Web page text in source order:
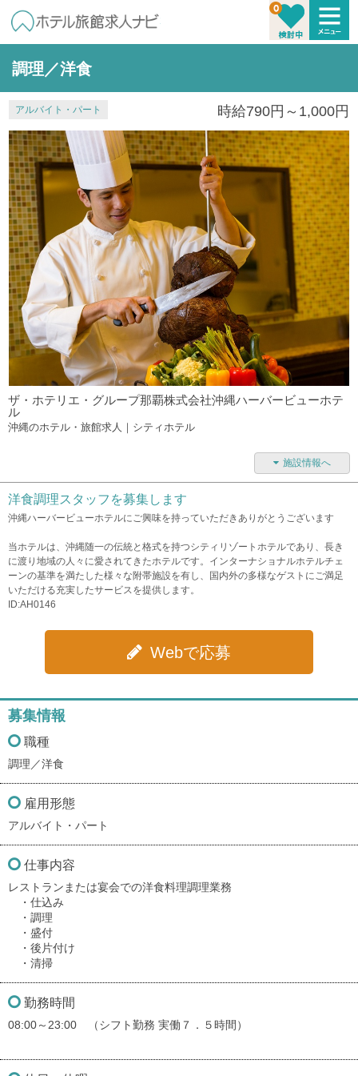
調理／洋食
アルバイト・パート 時給790円～1,000円
ザ・ホテリエ・グループ那覇株式会社沖縄ハーバービューホテ
ル
沖縄のホテル・旅館求人｜シティホテル
施設情報へ
洋食調理スタッフを募集します
沖縄ハーバービューホテルにご興味を持っていただきありがとうございます
当ホテルは、沖縄随一の伝統と格式を持つシティリゾートホテルであり、長き
に渡り地域の人々に愛されてきたホテルです。インターナショナルホテルチェ
ーンの基準を満たした様々な附帯施設を有し、国内外の多様なゲストにご満足
いただける充実したサービスを提供します。
ID:AH0146
Webで応募
募集情報
職種
調理／洋食
雇用形態
アルバイト・パート
仕事内容
レストランまたは宴会での洋食料理調理業務
・仕込み
・調理
・盛付
・後片付け
・清掃
勤務時間
08:00～23:00 （シフト勤務 実働７．５時間）